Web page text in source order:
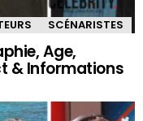
SCÉNARISTES
Age,
& Informations